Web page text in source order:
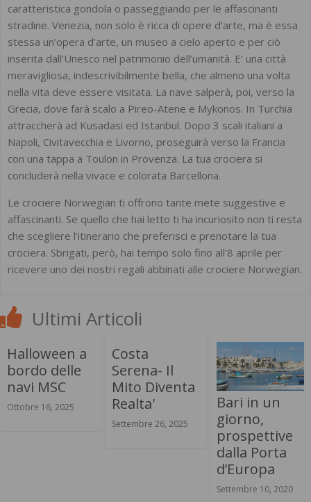
caratteristica gondola o passeggiando per le affascinanti
stradine. Venezia, non solo è ricca di opere d’arte, ma è essa
stessa un’opera d’arte, un museo a cielo aperto e per ciò
inserita dall’Unesco nel patrimonio dell’umanità. E’ una città
meravigliosa, indescrivibilmente bella, che almeno una volta
nella vita deve essere visitata. La nave salperà, poi, verso la
Grecia, dove farà scalo a Pireo-Atene e Mykonos. In Turchia
attraccherà ad Kusadasi ed Istanbul. Dopo 3 scali italiani a
Napoli, Civitavecchia e Livorno, proseguirà verso la Francia
con una tappa a Toulon in Provenza. La tua crociera si
concluderà nella vivace e colorata Barcellona.
Le crociere Norwegian ti offrono tante mete suggestive e
affascinanti. Se quello che hai letto ti ha incuriosito non ti resta
che scegliere l’itinerario che preferisci e prenotare la tua
crociera. Sbrigati, però, hai tempo solo fino all’8 aprile per
ricevere uno dei nostri regali abbinati alle crociere Norwegian.
Ultimi Articoli
Halloween a
bordo delle
navi MSC
Ottobre 16, 2025
Costa
Serena- Il
Mito Diventa
Realta'
Settembre 26, 2025
Bari in un
giorno,
prospettive
dalla Porta
d’Europa
Settembre 10, 2020